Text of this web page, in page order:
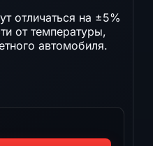
отличаться на ±5%
от температуры,
автомобиля.